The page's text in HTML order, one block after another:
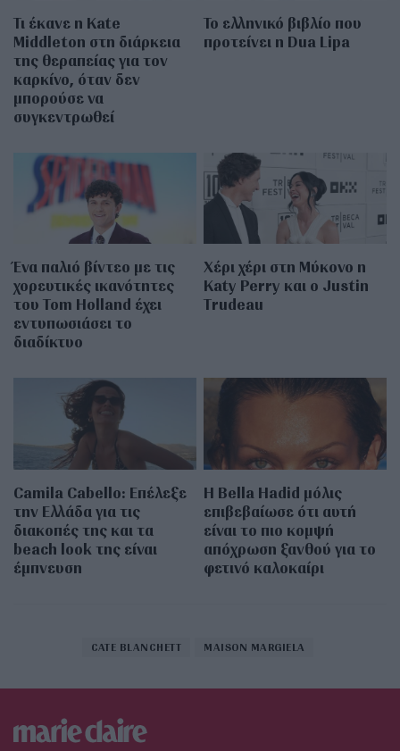
Τι έκανε η Kate
Middleton στη διάρκεια
της θεραπείας για τον
καρκίνο, όταν δεν
μπορούσε να
συγκεντρωθεί
Το ελληνικό βιβλίο που
προτείνει η Dua Lipa
Ένα παλιό βίντεο με τις
χορευτικές ικανότητες
του Tom Holland έχει
εντυπωσιάσει το
διαδίκτυο
Χέρι χέρι στη Μύκονο η
Katy Perry και ο Justin
Trudeau
Camila Cabello: Επέλεξε
την Ελλάδα για τις
διακοπές της και τα
beach look της είναι
έμπνευση
Η Bella Hadid μόλις
επιβεβαίωσε ότι αυτή
είναι το πιο κομψή
απόχρωση ξανθού για το
φετινό καλοκαίρι
CATE BLANCHETT MAISON MARGIELA